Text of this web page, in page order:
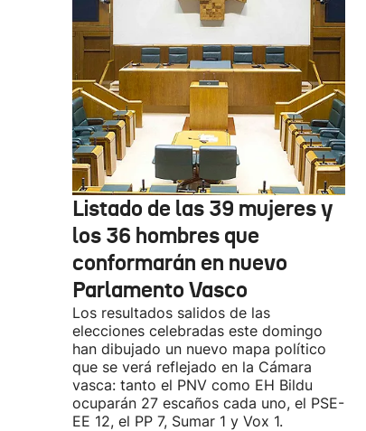
Listado de las 39 mujeres y
los 36 hombres que
conformarán en nuevo
Parlamento Vasco
Los resultados salidos de las
elecciones celebradas este domingo
han dibujado un nuevo mapa político
que se verá reflejado en la Cámara
vasca: tanto el PNV como EH Bildu
ocuparán 27 escaños cada uno, el PSE-
EE 12, el PP 7, Sumar 1 y Vox 1.